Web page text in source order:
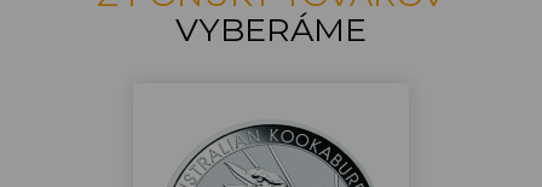
VYBERÁME